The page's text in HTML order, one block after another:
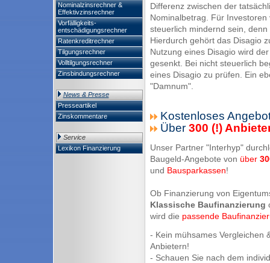
Nominalzinsrechner &
Effektivzinsrechner
Vorfälligkeits-
entschädigungsrechner
Ratenkreditrechner
Tilgungsrechner
Volltilgungsrechner
Zinsbindungsrechner
News & Presse
Presseartikel
Zinskommentare
Service
Lexikon Finanzierung
Differenz zwischen der
Nominalbetrag. Für
steuerlich mindernd sein,
Hierdurch gehört das Disagio
Nutzung eines Disagio wird
gesenkt. Bei nicht steuerlich
eines Disagio zu prüfen. Ein
"Damnum".
Kostenloses
Über 300 (!)
Unser Partner "Interhyp"
Baugeld-Angebote von über
und Bausparkassen!
Ob Finanzierung von
Klassische Baufinanzierung
wird die passende
- Kein mühsames Vergleichen
Anbietern!
- Schauen Sie nach dem